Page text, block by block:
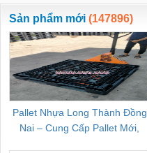
ewara
Sản phẩm mới (147896)
Pallet Nhựa Long Thành Đồng
Nai – Cung Cấp Pallet Mới,